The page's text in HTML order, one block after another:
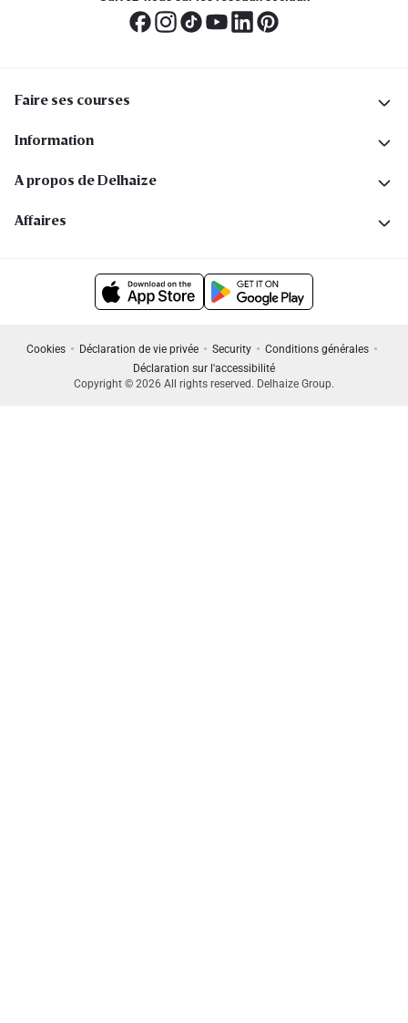
Faire ses courses
Information
A propos de Delhaize
Affaires
Cookies Déclaration de vie privée Security
Conditions générales
Déclaration sur l'accessibilité
Copyright © 2026 All rights reserved. Delhaize Group.